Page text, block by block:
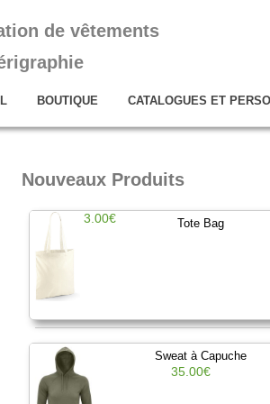
de vêtements
BOUTIQUE CATALOGUES ET
Nouveaux Produits
Tote Bag
3.00€
Sweat à Capuche
35.00€